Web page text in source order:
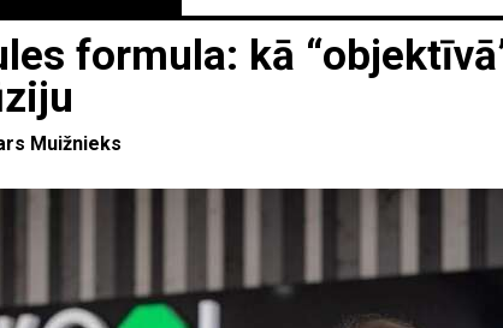
formula: kā
Muižnieks